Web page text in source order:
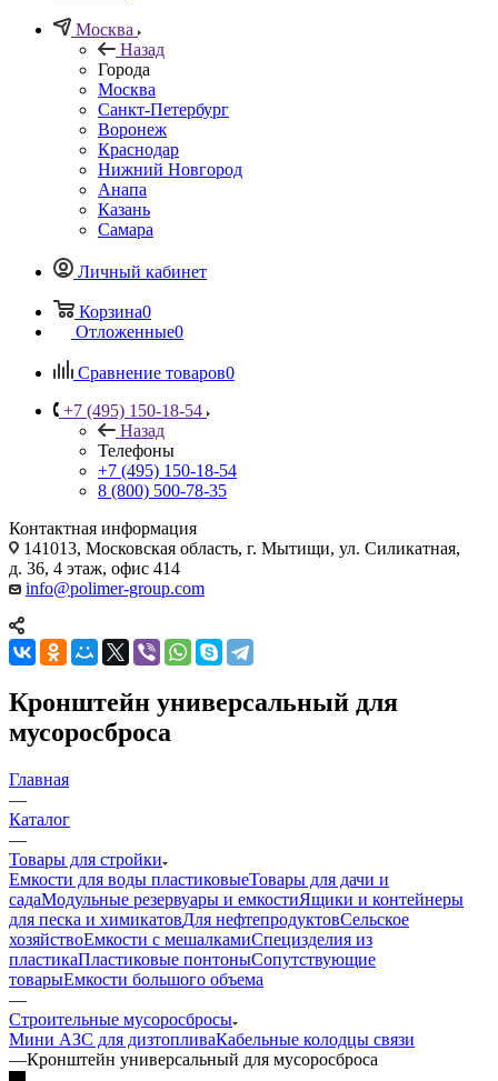
Москва
Назад
Города
Москва
Санкт-Петербург
Воронеж
Краснодар
Нижний Новгород
Анапа
Казань
Самара
Личный кабинет
Корзина0
Отложенные0
Сравнение товаров0
+7 (495) 150-18-54
Назад
Телефоны
+7 (495) 150-18-54
8 (800) 500-78-35
Контактная информация
141013, Московская область, г. Мытищи, ул. Силикатная,
д. 36, 4 этаж, офис 414
info@polimer-group.com
Кронштейн универсальный для
мусоросброса
Главная
—
Каталог
—
Товары для стройки
Емкости для воды пластиковыеТовары для дачи и
садаМодульные резервуары и емкостиЯщики и контейнеры
для песка и химикатовДля нефтепродуктовСельское
хозяйствоЕмкости с мешалкамиСпецизделия из
пластикаПластиковые понтоныСопутствующие
товарыЕмкости большого объема
—
Строительные мусоросбросы
Мини АЗС для дизтопливаКабельные колодцы связи
—Кронштейн универсальный для мусоросброса